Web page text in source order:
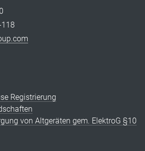
Registrierung
von Altgeräten gem. ElektroG §10